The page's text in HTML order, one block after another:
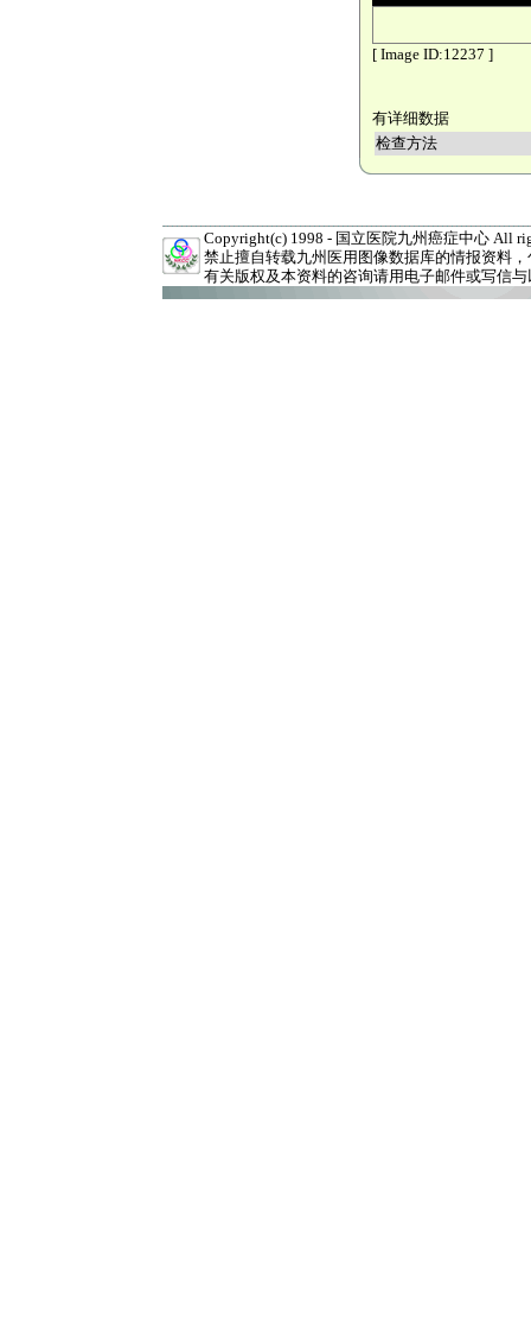
[ Image ID:12237 ]
有详细数据
检查方法
Copyright(c) 1998 - 国立医院九州癌症中心 All
禁止擅自转载九州医用图像数据库的情报资料
有关版权及本资料的咨询请用电子邮件或写信